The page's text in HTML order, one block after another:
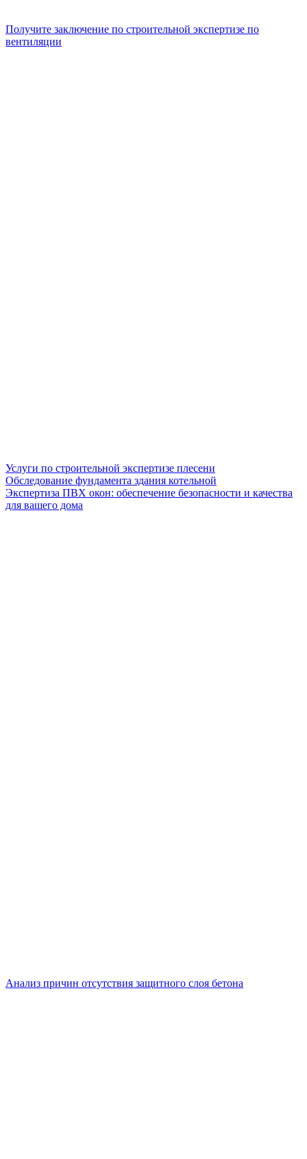
Получите заключение по строительной экспертизе по
вентиляции
Услуги по строительной экспертизе плесени
Обследование фундамента здания котельной
Экспертиза ПВХ окон: обеспечение безопасности и качества
для вашего дома
Анализ причин отсутствия защитного слоя бетона